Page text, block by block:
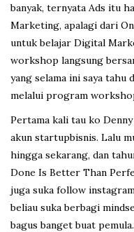
banyak, ternyata Ads itu
Marketing, apalagi dari
untuk belajar Digital
workshop langsung
yang selama ini saya tahu
melalui program
Pertama kali tau ko
akun startupbisnis. Lalu
hingga sekarang, dan
Done Is Better Than
juga suka follow
beliau suka berbagi
bagus banget buat pemula.